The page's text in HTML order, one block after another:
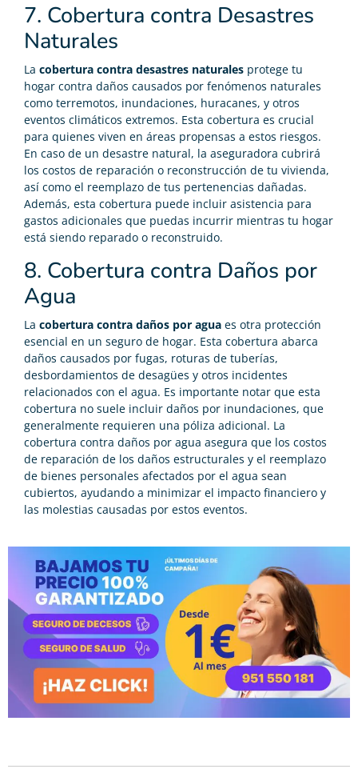
7. Cobertura contra Desastres
Naturales
La cobertura contra desastres naturales protege tu
hogar contra daños causados por fenómenos naturales
como terremotos, inundaciones, huracanes, y otros
eventos climáticos extremos. Esta cobertura es crucial
para quienes viven en áreas propensas a estos riesgos.
En caso de un desastre natural, la aseguradora cubrirá
los costos de reparación o reconstrucción de tu vivienda,
así como el reemplazo de tus pertenencias dañadas.
Además, esta cobertura puede incluir asistencia para
gastos adicionales que puedas incurrir mientras tu hogar
está siendo reparado o reconstruido.
8. Cobertura contra Daños por
Agua
La cobertura contra daños por agua es otra protección
esencial en un seguro de hogar. Esta cobertura abarca
daños causados por fugas, roturas de tuberías,
desbordamientos de desagües y otros incidentes
relacionados con el agua. Es importante notar que esta
cobertura no suele incluir daños por inundaciones, que
generalmente requieren una póliza adicional. La
cobertura contra daños por agua asegura que los costos
de reparación de los daños estructurales y el reemplazo
de bienes personales afectados por el agua sean
cubiertos, ayudando a minimizar el impacto financiero y
las molestias causadas por estos eventos.